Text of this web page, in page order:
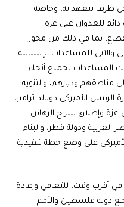
كل طرف بتعهداته، وخاصة
دائم للعدوان على غزة
بما في ذلك من محور
والآني للمساعدات الإنسانية
تلك المساعدات بجميع أنحاء
مناطقهم وديارهم، والتنويه
الرئيس الأميركي دونالد ترامب
غزة وإطلاق سراح الرهائن
ودولة قطر، والبناء
على وضع خطة تنفيذية
في أقرب وقت، للتعافي وإعادة
مع دولة فلسطين والأمم